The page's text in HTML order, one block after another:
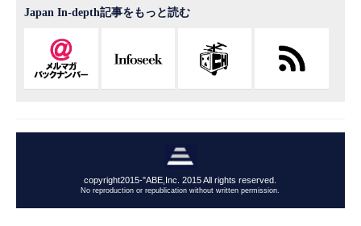
Japan In-depth記事をもっと読む
copyright2015-"ABE,Inc. 2015 All rights reserved.
No reproduction or republication without written permission.